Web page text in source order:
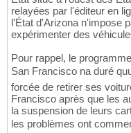
relayées par l'éditeur en
l'État d'Arizona n'impose
expérimenter des
Pour rappel, le
San Francisco na duré
forcée de retirer ses
Francisco après que les
la suspension de leurs
les problèmes ont